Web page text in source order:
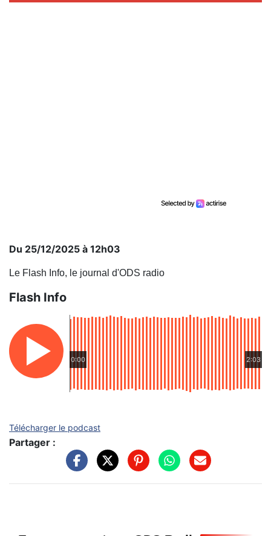
Du 25/12/2025 à 12h03
Le Flash Info, le journal d'ODS radio
Flash Info
0:00 2:03
Télécharger le podcast
Partager :